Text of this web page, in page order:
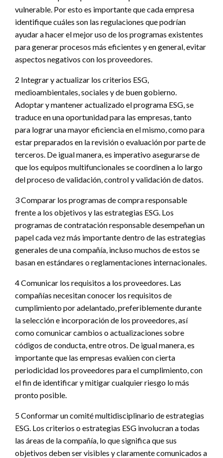
vulnerable. Por esto es importante que cada empresa
identifique cuáles son las regulaciones que podrían
ayudar a hacer el mejor uso de los programas existentes
para generar procesos más eficientes y en general, evitar
aspectos negativos con los proveedores.
2 Integrar y actualizar los criterios ESG,
medioambientales, sociales y de buen gobierno.
Adoptar y mantener actualizado el programa ESG, se
traduce en una oportunidad para las empresas, tanto
para lograr una mayor eficiencia en el mismo, como para
estar preparados en la revisión o evaluación por parte de
terceros. De igual manera, es imperativo asegurarse de
que los equipos multifuncionales se coordinen a lo largo
del proceso de validación, control y validación de datos.
3 Comparar los programas de compra responsable
frente a los objetivos y las estrategias ESG. Los
programas de contratación responsable desempeñan un
papel cada vez más importante dentro de las estrategias
generales de una compañía, incluso muchos de estos se
basan en estándares o reglamentaciones internacionales.
4 Comunicar los requisitos a los proveedores. Las
compañías necesitan conocer los requisitos de
cumplimiento por adelantado, preferiblemente durante
la selección e incorporación de los proveedores, así
como comunicar cambios o actualizaciones sobre
códigos de conducta, entre otros. De igual manera, es
importante que las empresas evalúen con cierta
periodicidad los proveedores para el cumplimiento, con
el fin de identificar y mitigar cualquier riesgo lo más
pronto posible.
5 Conformar un comité multidisciplinario de estrategias
ESG. Los criterios o estrategias ESG involucran a todas
las áreas de la compañía, lo que significa que sus
objetivos deben ser visibles y claramente comunicados a